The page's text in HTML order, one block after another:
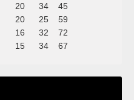
20 34
45
20 25
59
16 32
72
15 34 67